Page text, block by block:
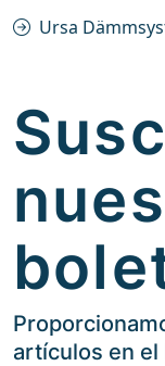
Ursa
artículos en